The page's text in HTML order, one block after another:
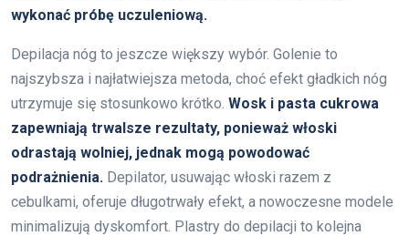
wykonać próbę uczuleniową.
Depilacja nóg to jeszcze większy wybór. Golenie to
najszybsza i najłatwiejsza metoda, choć efekt gładkich nóg
utrzymuje się stosunkowo krótko. Wosk i pasta cukrowa
zapewniają trwalsze rezultaty, ponieważ włoski
odrastają wolniej, jednak mogą powodować
podrażnienia. Depilator, usuwając włoski razem z
cebulkami, oferuje długotrwały efekt, a nowoczesne modele
minimalizują dyskomfort. Plastry do depilacji to kolejna